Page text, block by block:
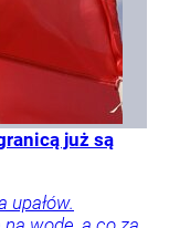
już są
upałów.